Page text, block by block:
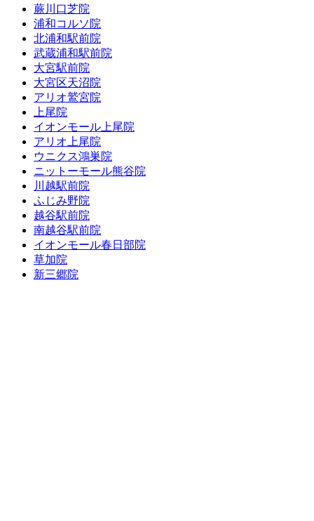
蕨川口芝院
浦和コルソ院
北浦和駅前院
武蔵浦和駅前院
大宮駅前院
大宮区天沼院
アリオ鷲宮院
上尾院
イオンモール上尾院
アリオ上尾院
ウニクス鴻巣院
ニットーモール熊谷院
川越駅前院
ふじみ野院
越谷駅前院
南越谷駅前院
イオンモール春日部院
草加院
新三郷院